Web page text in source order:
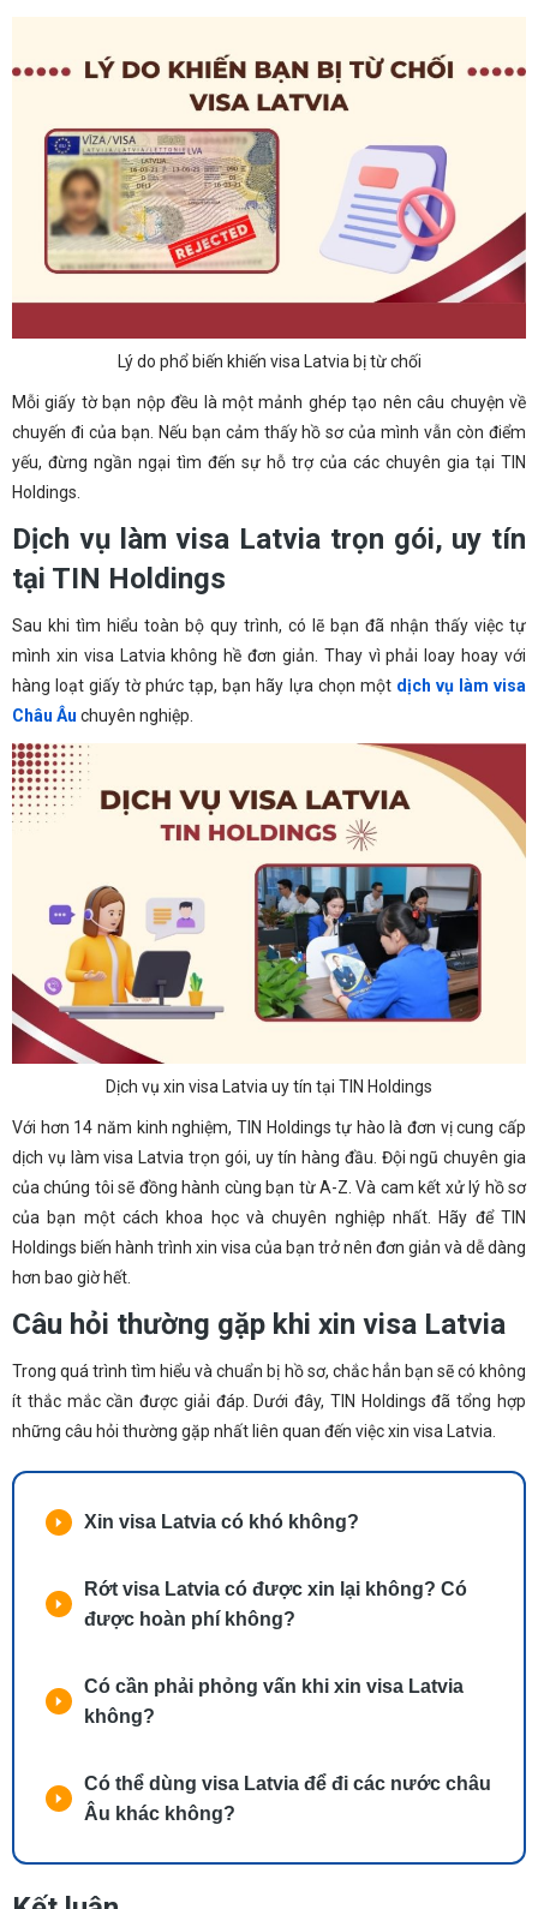
Lý do phổ biến khiến visa Latvia bị từ chối
Mỗi giấy tờ bạn nộp đều là một mảnh ghép tạo nên câu chuyện về
chuyến đi của bạn. Nếu bạn cảm thấy hồ sơ của mình vẫn còn điểm
yếu, đừng ngần ngại tìm đến sự hỗ trợ của các chuyên gia tại TIN
Holdings.
Dịch vụ làm visa Latvia trọn gói, uy tín
tại TIN Holdings
Sau khi tìm hiểu toàn bộ quy trình, có lẽ bạn đã nhận thấy việc tự
mình xin visa Latvia không hề đơn giản. Thay vì phải loay hoay với
hàng loạt giấy tờ phức tạp, bạn hãy lựa chọn một dịch vụ làm visa
Châu Âu chuyên nghiệp.
Dịch vụ xin visa Latvia uy tín tại TIN Holdings
Với hơn 14 năm kinh nghiệm, TIN Holdings tự hào là đơn vị cung cấp
dịch vụ làm visa Latvia trọn gói, uy tín hàng đầu. Đội ngũ chuyên gia
của chúng tôi sẽ đồng hành cùng bạn từ A-Z. Và cam kết xử lý hồ sơ
của bạn một cách khoa học và chuyên nghiệp nhất. Hãy để TIN
Holdings biến hành trình xin visa của bạn trở nên đơn giản và dễ dàng
hơn bao giờ hết.
Câu hỏi thường gặp khi xin visa Latvia
Trong quá trình tìm hiểu và chuẩn bị hồ sơ, chắc hẳn bạn sẽ có không
ít thắc mắc cần được giải đáp. Dưới đây, TIN Holdings đã tổng hợp
những câu hỏi thường gặp nhất liên quan đến việc xin visa Latvia.
Xin visa Latvia có khó không?
Rớt visa Latvia có được xin lại không? Có
được hoàn phí không?
Có cần phải phỏng vấn khi xin visa Latvia
không?
Có thể dùng visa Latvia để đi các nước châu
Âu khác không?